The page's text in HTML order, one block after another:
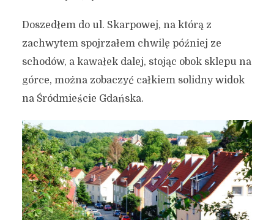
Niepozorna uliczka,
skrywająca
Doszedłem do ul. Skarpowej, na którą z
zachwytem spojrzałem chwilę później ze
schodów, a kawałek dalej, stojąc obok sklepu na
górce, można zobaczyć całkiem solidny widok
na Śródmieście Gdańska.